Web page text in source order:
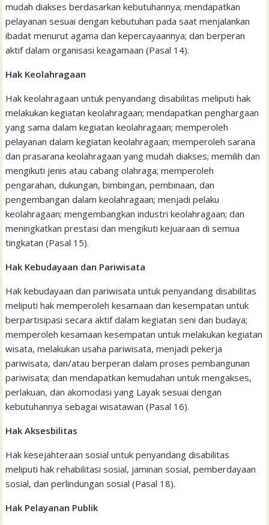
mudah diakses berdasarkan kebutuhannya; mendapatkan
pelayanan sesuai dengan kebutuhan pada saat menjalankan
ibadat menurut agama dan kepercayaannya; dan berperan
aktif dalam organisasi keagamaan (Pasal 14).
Hak Keolahragaan
Hak keolahragaan untuk penyandang disabilitas meliputi hak
melakukan kegiatan keolahragaan; mendapatkan penghargaan
yang sama dalam kegiatan keolahragaan; memperoleh
pelayanan dalam kegiatan keolahragaan; memperoleh sarana
dan prasarana keolahragaan yang mudah diakses; memilih dan
mengikuti jenis atau cabang olahraga; memperoleh
pengarahan, dukungan, bimbingan, pembinaan, dan
pengembangan dalam keolahragaan; menjadi pelaku
keolahragaan; mengembangkan industri keolahragaan; dan
meningkatkan prestasi dan mengikuti kejuaraan di semua
tingkatan (Pasal 15).
Hak Kebudayaan dan Pariwisata
Hak kebudayaan dan pariwisata untuk penyandang disabilitas
meliputi hak memperoleh kesamaan dan kesempatan untuk
berpartisipasi secara aktif dalam kegiatan seni dan budaya;
memperoleh kesamaan kesempatan untuk melakukan kegiatan
wisata, melakukan usaha pariwisata, menjadi pekerja
pariwisata, dan/atau berperan dalam proses pembangunan
pariwisata; dan mendapatkan kemudahan untuk mengakses,
perlakuan, dan akomodasi yang Layak sesuai dengan
kebutuhannya sebagai wisatawan (Pasal 16).
Hak Aksesbilitas
Hak kesejahteraan sosial untuk penyandang disabilitas
meliputi hak rehabilitasi sosial, jaminan sosial, pemberdayaan
sosial, dan perlindungan sosial (Pasal 18).
Hak Pelayanan Publik